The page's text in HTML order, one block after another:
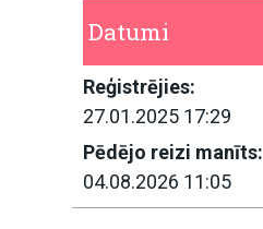
Datumi
Reģistrējies:
27.01.2025 17:29
Pēdējo reizi manīts:
04.08.2026 11:05